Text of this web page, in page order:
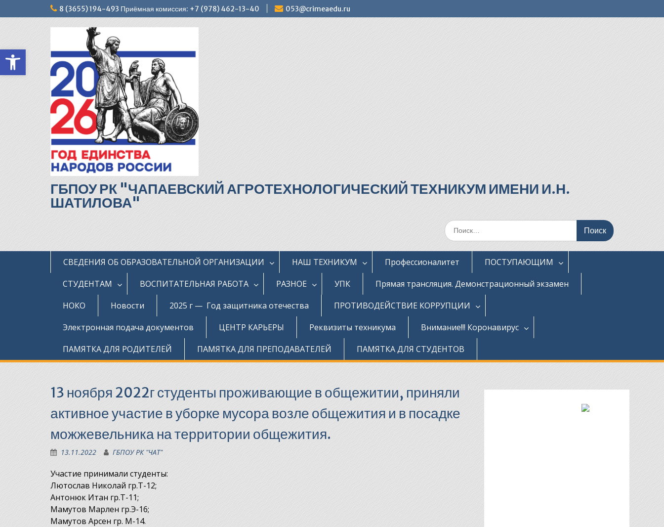
Открыть панель инструментов
к
содержимому
8 (3655) 194-493 Приёмная комиссия: +7 (978) 462-13-40 053@crimeaedu.ru
ГБПОУ РК "ЧАПАЕВСКИЙ АГРОТЕХНОЛОГИЧЕСКИЙ ТЕХНИКУМ ИМЕНИ И.Н.
ШАТИЛОВА"
Поиск
по:
СВЕДЕНИЯ ОБ ОБРАЗОВАТЕЛЬНОЙ ОРГАНИЗАЦИИ НАШ ТЕХНИКУМ Профессионалитет
ПОСТУПАЮЩИМ
СТУДЕНТАМ
ВОСПИТАТЕЛЬНАЯ РАБОТА РАЗНОЕ УПК
Прямая трансляция. Демонстрационный экзамен
НОКО
Новости 2025 г — Год защитника отечества
ПРОТИВОДЕЙСТВИЕ КОРРУПЦИИ
Электронная подача документов
ЦЕНТР КАРЬЕРЫ Реквизиты техникума
Внимание!!! Коронавирус
ПАМЯТКА ДЛЯ РОДИТЕЛЕЙ
ПАМЯТКА ДЛЯ ПРЕПОДАВАТЕЛЕЙ ПАМЯТКА ДЛЯ СТУДЕНТОВ
13 ноября 2022г студенты проживающие в общежитии, приняли
активное участие в уборке мусора возле общежития и в посадке
можжевельника на территории общежития.
13.11.2022 ГБПОУ РК "ЧАТ"
Участие принимали студенты:
Лютослав Николай гр.Т-12;
Антонюк Итан гр.Т-11;
Мамутов Марлен гр.Э-16;
Мамутов Арсен гр. М-14.